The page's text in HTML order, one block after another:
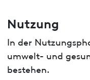
Nutzung
In der
umwelt- und
bestehen.